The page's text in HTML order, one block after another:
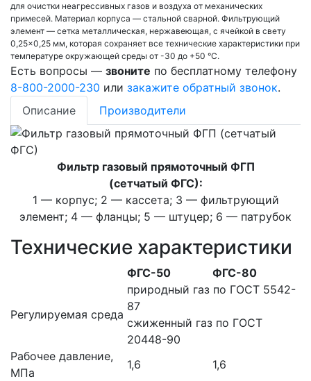
для очистки неагрессивных газов и воздуха от механических
примесей. Материал корпуса — стальной сварной. Фильтрующий
элемент — сетка металлическая, нержавеющая, с ячейкой в свету
0,25×0,25 мм, которая сохраняет все технические характеристики при
температуре окружающей среды от -30 до +50 °С.
Есть вопросы — звоните по бесплатному телефону
8-800-2000-230 или закажите обратный звонок.
Описание
Производители
Фильтр газовый прямоточный ФГП
(сетчатый ФГС):
1 — корпус; 2 — кассета; 3 — фильтрующий
элемент; 4 — фланцы; 5 — штуцер; 6 — патрубок
Технические характеристики
ФГС-50 ФГС-80
Регулируемая среда
природный газ по ГОСТ 5542-
87
сжиженный газ по ГОСТ
20448-90
Рабочее давление,
МПа
1,6 1,6